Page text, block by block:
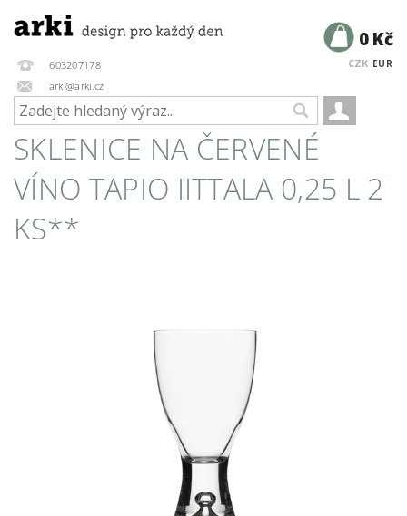
603207178
arki@arki.cz
CZK EUR
0 Kč
SKLENICE NA ČERVENÉ
VÍNO TAPIO IITTALA 0,25 L 2
KS**